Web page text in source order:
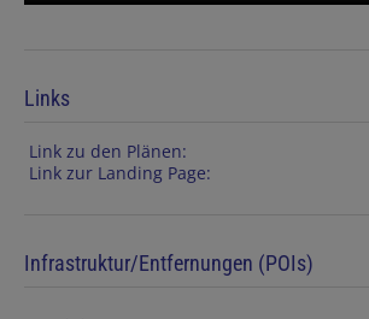
Links
Link zu den Plänen:
Link zur Landing Page:
Infrastruktur/Entfernungen (POIs)